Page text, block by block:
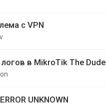
с VPN
в MikroTik The Dude
UNKNOWN